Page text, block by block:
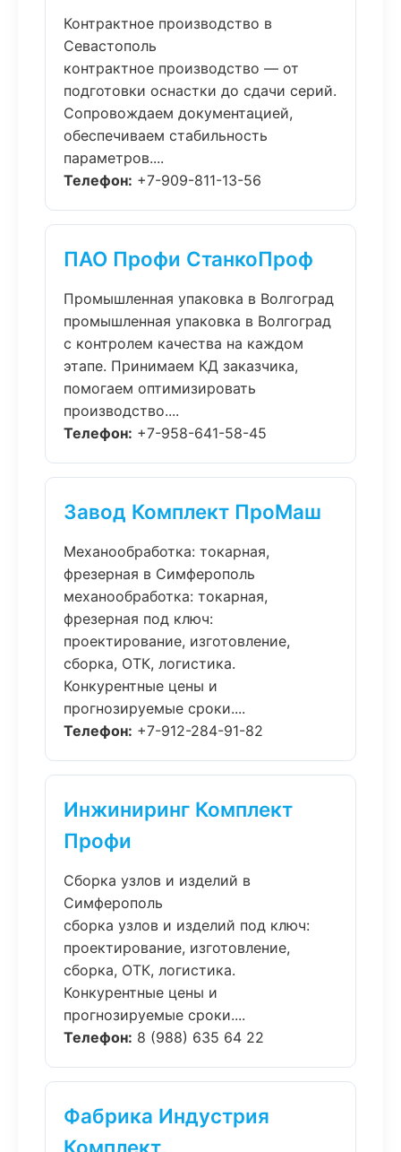
Контрактное производство в
Севастополь
контрактное производство — от
подготовки оснастки до сдачи серий.
Сопровождаем документацией,
обеспечиваем стабильность
параметров....
Телефон: +7-909-811-13-56
ПАО Профи СтанкоПроф
Промышленная упаковка в Волгоград
промышленная упаковка в Волгоград
с контролем качества на каждом
этапе. Принимаем КД заказчика,
помогаем оптимизировать
производство....
Телефон: +7-958-641-58-45
Завод Комплект ПроМаш
Механообработка: токарная,
фрезерная в Симферополь
механообработка: токарная,
фрезерная под ключ:
проектирование, изготовление,
сборка, ОТК, логистика.
Конкурентные цены и
прогнозируемые сроки....
Телефон: +7-912-284-91-82
Инжиниринг Комплект
Профи
Сборка узлов и изделий в
Симферополь
сборка узлов и изделий под ключ:
проектирование, изготовление,
сборка, ОТК, логистика.
Конкурентные цены и
прогнозируемые сроки....
Телефон: 8 (988) 635 64 22
Фабрика Индустрия
Комплект